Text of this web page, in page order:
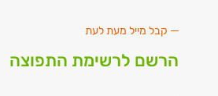
קבל מייל מעת לעת
הרשם לרשימת התפוצה